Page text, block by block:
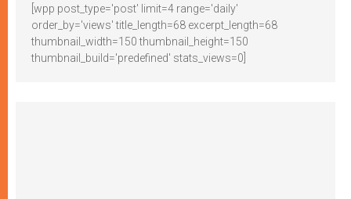
[wpp post_type='post' limit=4 range='daily'
order_by='views' title_length=68 excerpt_length=68
thumbnail_width=150 thumbnail_height=150
thumbnail_build='predefined' stats_views=0]